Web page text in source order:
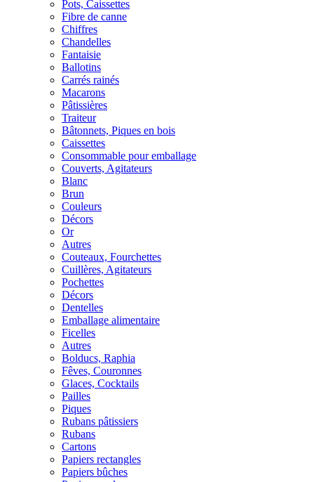
Pots, Caissettes
Fibre de canne
Chiffres
Chandelles
Fantaisie
Ballotins
Carrés rainés
Macarons
Pâtissières
Traiteur
Bâtonnets, Piques en bois
Caissettes
Consommable pour emballage
Couverts, Agitateurs
Blanc
Brun
Couleurs
Décors
Or
Autres
Couteaux, Fourchettes
Cuillères, Agitateurs
Pochettes
Décors
Dentelles
Emballage alimentaire
Ficelles
Autres
Bolducs, Raphia
Fêves, Couronnes
Glaces, Cocktails
Pailles
Piques
Rubans pâtissiers
Rubans
Cartons
Papiers rectangles
Papiers bûches